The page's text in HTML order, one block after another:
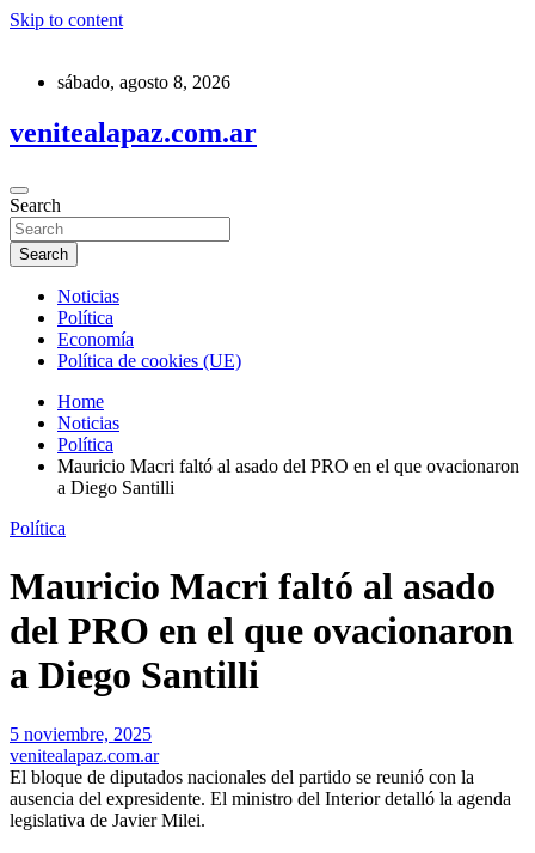
Skip to content
sábado, agosto 8, 2026
venitealapaz.com.ar
Search
Search
Noticias
Política
Economía
Política de cookies (UE)
Home
Noticias
Política
Mauricio Macri faltó al asado del PRO en el que ovacionaron
a Diego Santilli
Política
Mauricio Macri faltó al asado
del PRO en el que ovacionaron
a Diego Santilli
5 noviembre, 2025
venitealapaz.com.ar
El bloque de diputados nacionales del partido se reunió con la
ausencia del expresidente. El ministro del Interior detalló la agenda
legislativa de Javier Milei.